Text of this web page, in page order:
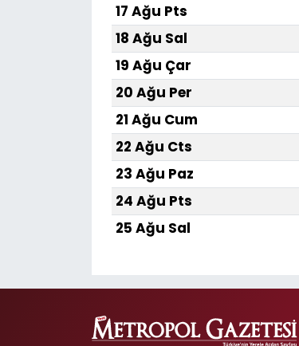
17 Ağu Pts
18 Ağu Sal
19 Ağu Çar
20 Ağu Per
21 Ağu Cum
22 Ağu Cts
23 Ağu Paz
24 Ağu Pts
25 Ağu Sal